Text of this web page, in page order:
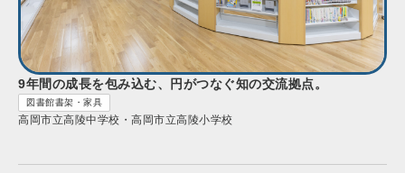
9年間の成長を包み込む、円がつなぐ知の交流拠点。
図書館書架・家具
高岡市立高陵中学校・高岡市立高陵小学校